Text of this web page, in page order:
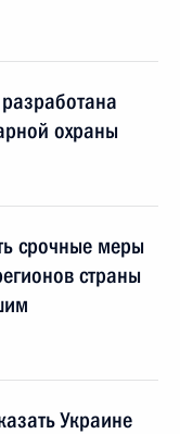
охраны
срочные меры
страны
Украине